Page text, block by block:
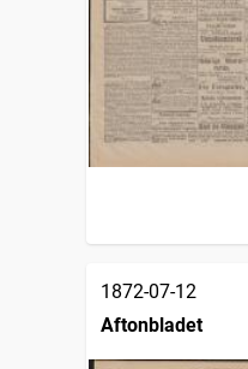
1872-07-12
Aftonbladet